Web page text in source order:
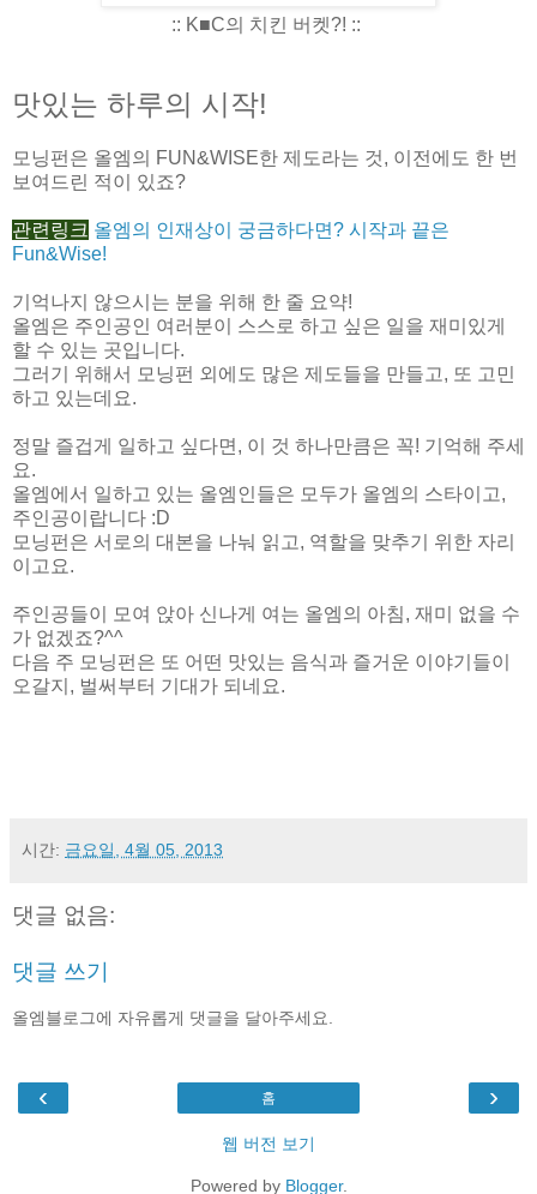
:: K■C의 치킨 버켓?! ::
맛있는 하루의 시작!
모닝펀은 올엠의 FUN&WISE한 제도라는 것, 이전에도 한 번
보여드린 적이 있죠?
관련링크 올엠의 인재상이 궁금하다면? 시작과 끝은
Fun&Wise!
기억나지 않으시는 분을 위해 한 줄 요약!
올엠은 주인공인 여러분이 스스로 하고 싶은 일을 재미있게
할 수 있는 곳입니다.
그러기 위해서 모닝펀 외에도 많은 제도들을 만들고, 또 고민
하고 있는데요.
정말 즐겁게 일하고 싶다면, 이 것 하나만큼은 꼭! 기억해 주세
요.
올엠에서 일하고 있는 올엠인들은 모두가 올엠의 스타이고,
주인공이랍니다 :D
모닝펀은 서로의 대본을 나눠 읽고, 역할을 맞추기 위한 자리
이고요.
주인공들이 모여 앉아 신나게 여는 올엠의 아침, 재미 없을 수
가 없겠죠?^^
다음 주 모닝펀은 또 어떤 맛있는 음식과 즐거운 이야기들이
오갈지, 벌써부터 기대가 되네요.
시간: 금요일, 4월 05, 2013
댓글 없음:
댓글 쓰기
올엠블로그에 자유롭게 댓글을 달아주세요.
‹ ›
홈
웹 버전 보기
Powered by Blogger.